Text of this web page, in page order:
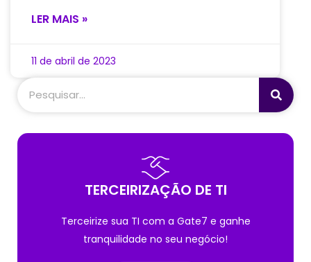
LER MAIS »
11 de abril de 2023
TERCEIRIZAÇÃO DE TI
Terceirize sua TI com a Gate7 e ganhe
tranquilidade no seu negócio!